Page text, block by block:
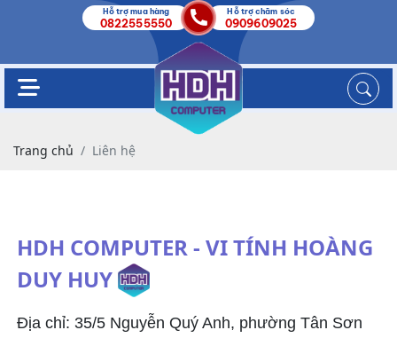
Hỗ trợ mua hàng
0822555550
Hỗ trợ chăm sóc
0909609025
Trang chủ Liên hệ
HDH COMPUTER - VI TÍNH HOÀNG
DUY HUY
Địa chỉ: 35/5 Nguyễn Quý Anh, phường Tân Sơn